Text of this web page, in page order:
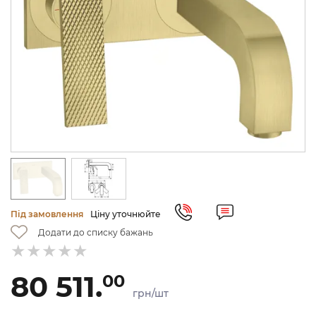
Під замовлення
Ціну уточнюйте
Додати до списку бажань
80 511.00
грн/шт